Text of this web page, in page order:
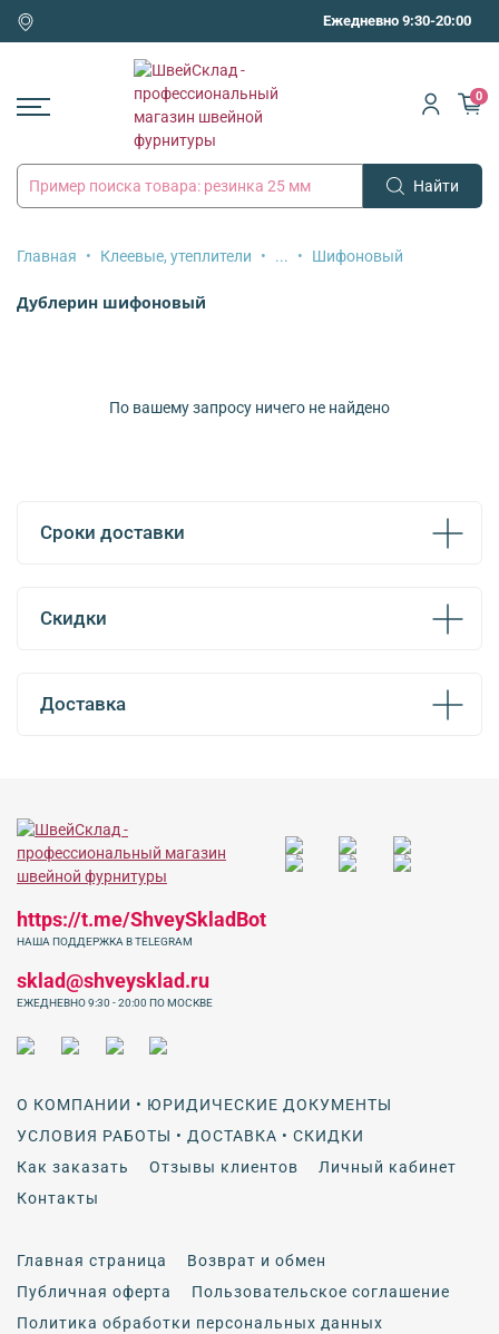
Ежедневно 9:30-20:00
Найти
0
Главная Клеевые, утеплители ... Шифоновый
Дублерин шифоновый
По вашему запросу ничего не найдено
Сроки доставки
Скидки
Доставка
О КОМПАНИИ • ЮРИДИЧЕСКИЕ ДОКУМЕНТЫ
УСЛОВИЯ РАБОТЫ • ДОСТАВКА • СКИДКИ
Как заказать
Отзывы клиентов
Личный кабинет
Контакты
Главная страница
Возврат и обмен
Публичная оферта
Пользовательское соглашение
Политика обработки персональных данных
https://t.me/ShveySkladBot
НАША ПОДДЕРЖКА В TELEGRAM
sklad@shveysklad.ru
ЕЖЕДНЕВНО 9:30 - 20:00 ПО МОСКВЕ